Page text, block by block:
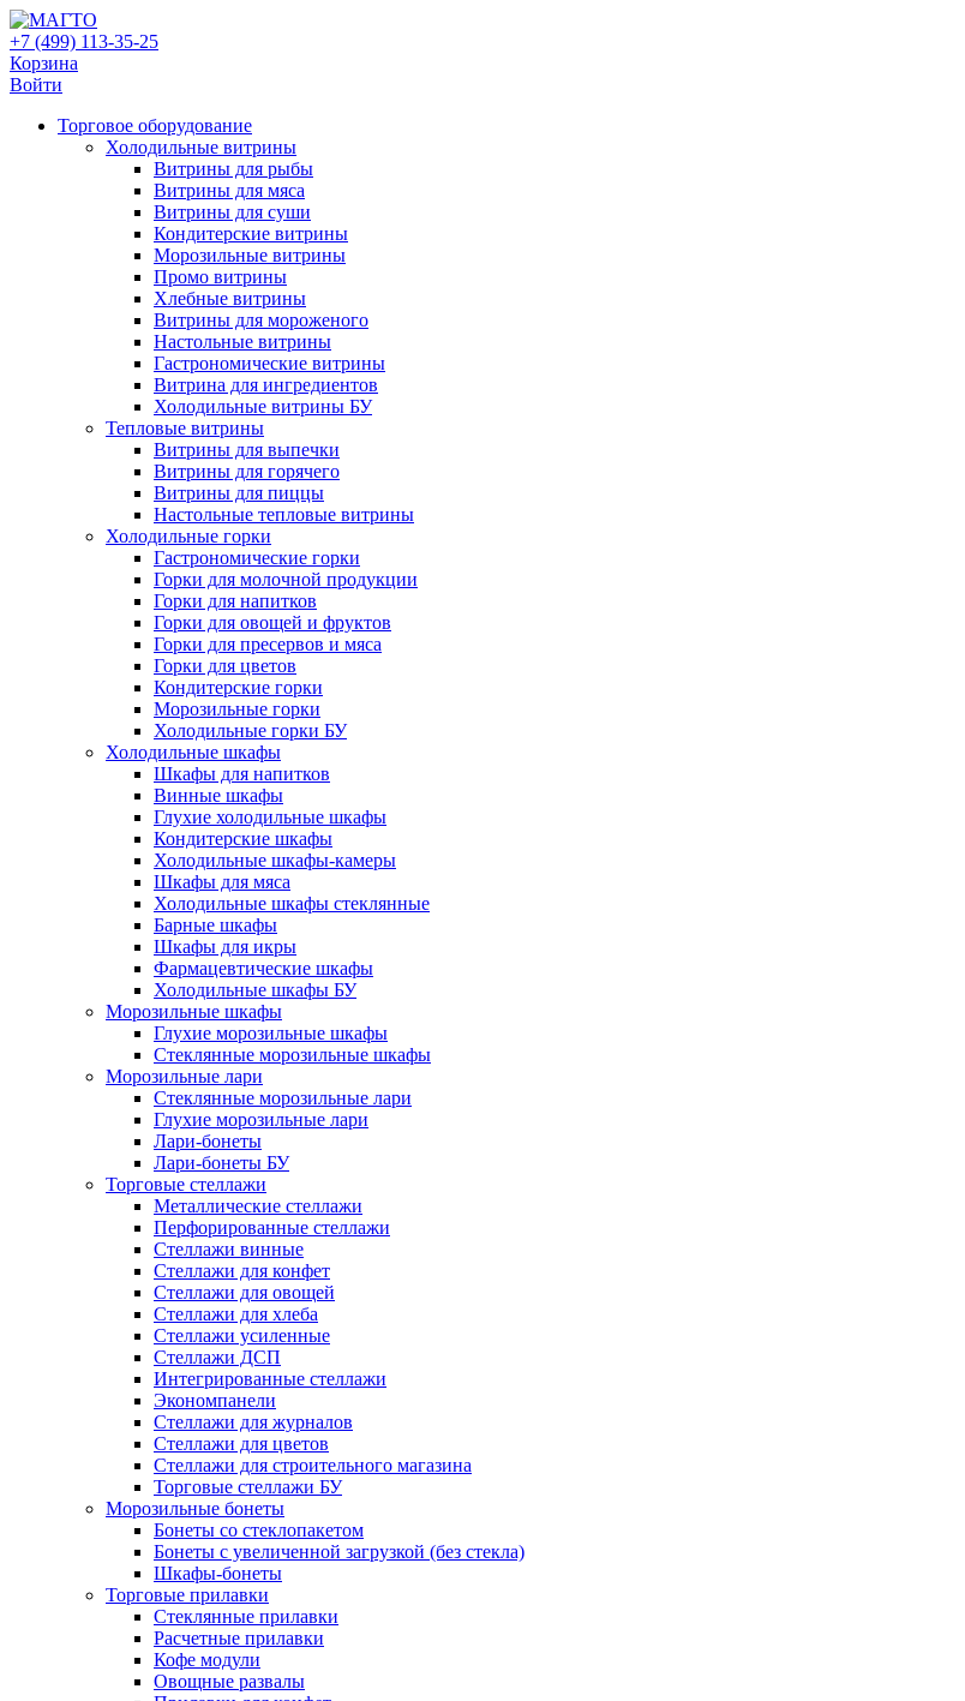
+7 (499) 113-35-25
Корзина
Войти
Свернуть/
развернуть
Торговое оборудованиe
Холодильные витрины
Витрины для рыбы
Витрины для мяса
Витрины для суши
Кондитерские витрины
Морозильные витрины
Промо витрины
Хлебные витрины
Витрины для мороженого
Настольные витрины
Гастрономические витрины
Витрина для ингредиентов
Холодильные витрины БУ
Тепловые витрины
Витрины для выпечки
Витрины для горячего
Витрины для пиццы
Настольные тепловые витрины
Холодильные горки
Гастрономические горки
Горки для молочной продукции
Горки для напитков
Горки для овощей и фруктов
Горки для пресервов и мяса
Горки для цветов
Кондитерские горки
Морозильные горки
Холодильные горки БУ
Холодильные шкафы
Шкафы для напитков
Винные шкафы
Глухие холодильные шкафы
Кондитерские шкафы
Холодильные шкафы-камеры
Шкафы для мяса
Холодильные шкафы стеклянные
Барные шкафы
Шкафы для икры
Фармацевтические шкафы
Холодильные шкафы БУ
Морозильные шкафы
Глухие морозильные шкафы
Стеклянные морозильные шкафы
Морозильные лари
Стеклянные морозильные лари
Глухие морозильные лари
Лари-бонеты
Лари-бонеты БУ
Торговые стеллажи
Металлические стеллажи
Перфорированные стеллажи
Стеллажи винные
Стеллажи для конфет
Стеллажи для овощей
Стеллажи для хлеба
Стеллажи усиленные
Стеллажи ДСП
Интегрированные стеллажи
Экономпанели
Стеллажи для журналов
Стеллажи для цветов
Стеллажи для строительного магазина
Торговые стеллажи БУ
Морозильные бонеты
Бонеты со стеклопакетом
Бонеты с увеличенной загрузкой (без стекла)
Шкафы-бонеты
Торговые прилавки
Стеклянные прилавки
Расчетные прилавки
Кофе модули
Овощные развалы